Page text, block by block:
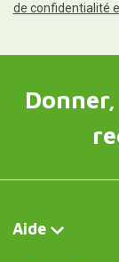
de confidentialité
Aide